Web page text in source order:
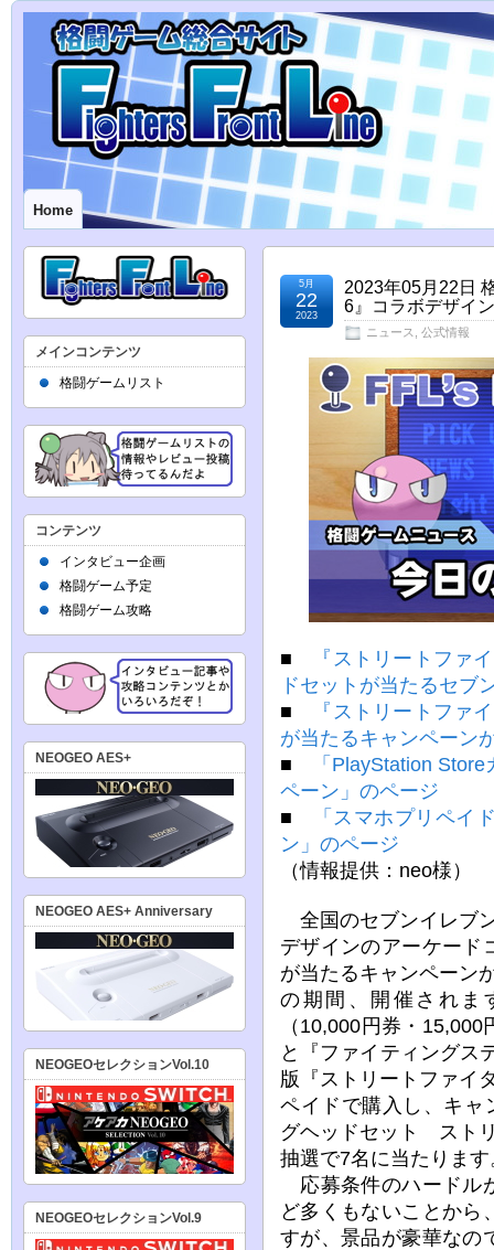
Home
2023年05月22日
6』コラボデザイ
ニュース 公式情報
5月
22
2023
■
『ストリートファ
ドセットが当たるセブ
■
『ストリートファ
が当たるキャンペーン
■
「PlayStation
ペーン」のページ
■
「スマホプリペイ
ン」のページ
（情報提供：neo様）
全国のセブンイレブ
デザインのアーケード
が当たるキャンペーン
の期間、開催されま
（10,000円券・
と『ファイティングス
版『ストリートファイ
ペイドで購入し、キャ
グヘッドセット スト
抽選で7名に当たります
応募条件のハードル
ど多くもないことから
すが、景品が豪華なの
メインコンテンツ
格闘ゲームリスト
コンテンツ
インタビュー企画
格闘ゲーム予定
格闘ゲーム攻略
NEOGEO AES+
NEOGEO AES+ Anniversary
NEOGEOセレクションVol.10
NEOGEOセレクションVol.9